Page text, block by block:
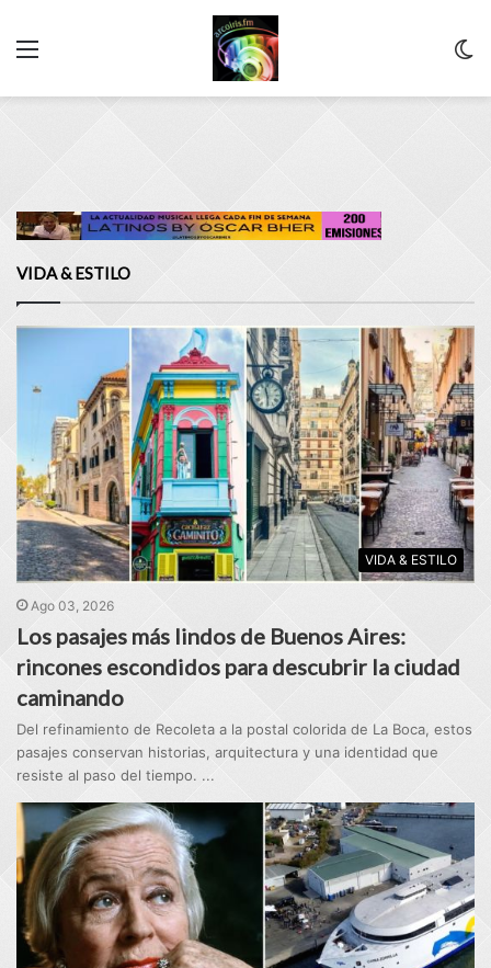
VIDA & ESTILO
VIDA & ESTILO
Ago 03, 2026
Los pasajes más lindos de Buenos Aires:
rincones escondidos para descubrir la ciudad
caminando
Del refinamiento de Recoleta a la postal colorida de La Boca, estos
pasajes conservan historias, arquitectura y una identidad que
resiste al paso del tiempo. ...